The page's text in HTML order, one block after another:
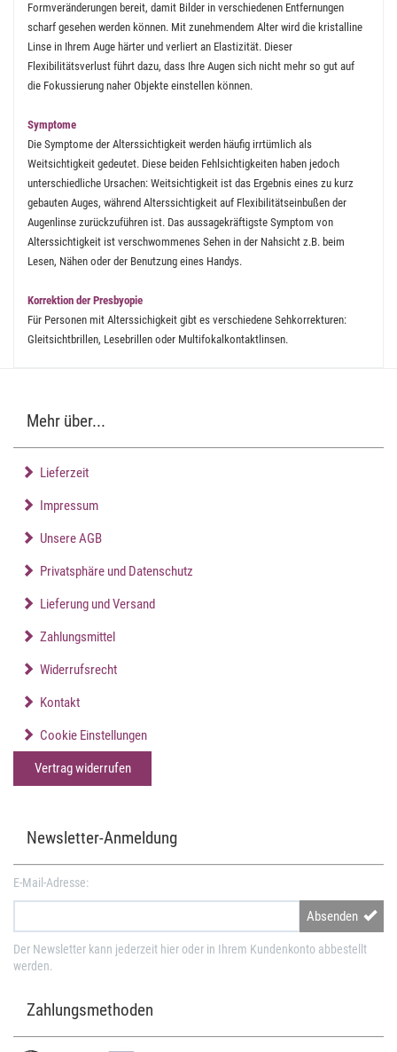
Formveränderungen bereit, damit Bilder in verschiedenen Entfernungen
scharf gesehen werden können. Mit zunehmendem Alter wird die kristalline
Linse in Ihrem Auge härter und verliert an Elastizität. Dieser
Flexibilitätsverlust führt dazu, dass Ihre Augen sich nicht mehr so gut auf
die Fokussierung naher Objekte einstellen können.
Symptome
Die Symptome der Alterssichtigkeit werden häufig irrtümlich als
Weitsichtigkeit gedeutet. Diese beiden Fehlsichtigkeiten haben jedoch
unterschiedliche Ursachen: Weitsichtigkeit ist das Ergebnis eines zu kurz
gebauten Auges, während Alterssichtigkeit auf Flexibilitätseinbußen der
Augenlinse zurückzuführen ist. Das aussagekräftigste Symptom von
Alterssichtigkeit ist verschwommenes Sehen in der Nahsicht z.B. beim
Lesen, Nähen oder der Benutzung eines Handys.
Korrektion der Presbyopie
Für Personen mit Alterssichigkeit gibt es verschiedene Sehkorrekturen:
Gleitsichtbrillen, Lesebrillen oder Multifokalkontaktlinsen.
Mehr über...
Lieferzeit
Impressum
Unsere AGB
Privatsphäre und Datenschutz
Lieferung und Versand
Zahlungsmittel
Widerrufsrecht
Kontakt
Cookie Einstellungen
Vertrag widerrufen
Newsletter-Anmeldung
E-Mail-Adresse:
Absenden
Der Newsletter kann jederzeit hier oder in Ihrem Kundenkonto abbestellt
werden.
Zahlungsmethoden